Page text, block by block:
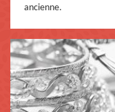
ancienne.